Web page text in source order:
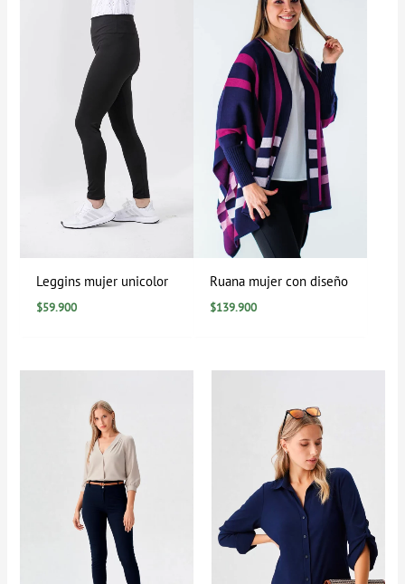
Leggins mujer unicolor
$59.900
Ruana mujer con diseño
$139.900
precios:
desde
$0
hasta
$94.900